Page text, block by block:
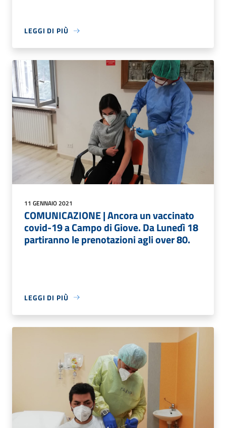
LEGGI DI PIÙ
11 GENNAIO 2021
COMUNICAZIONE | Ancora un vaccinato
covid-19 a Campo di Giove. Da Lunedì 18
partiranno le prenotazioni agli over 80.
LEGGI DI PIÙ